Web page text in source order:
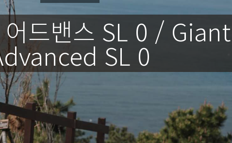
드밴스 SL 0 /
SL 0